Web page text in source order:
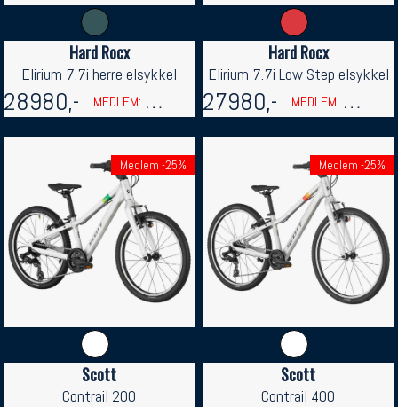
Hard Rocx
Elirium 7.7i herre elsykkel
28980,- MEDLEM: 26082,-
Hard Rocx
Elirium 7.7i Low Step elsykkel
27980,- MEDLEM:
Medlem -25%
Scott
Contrail 200
Medlem -25%
Scott
Contrail 400